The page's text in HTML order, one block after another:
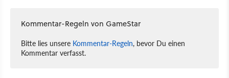
Kommentar-Regeln von GameStar
Bitte lies unsere Kommentar-Regeln, bevor Du einen
Kommentar verfasst.